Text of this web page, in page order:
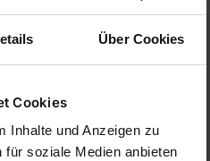
Über Cookies
Cookies
Inhalte und Anzeigen zu
soziale Medien anbieten